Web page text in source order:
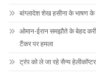
बांग्लादेश शेख हसीना के भाषण
ओमान-ईरान समझौते के बेहद
टैंकर पर हमला
ट्रंप को ले जा रहे सैन्य